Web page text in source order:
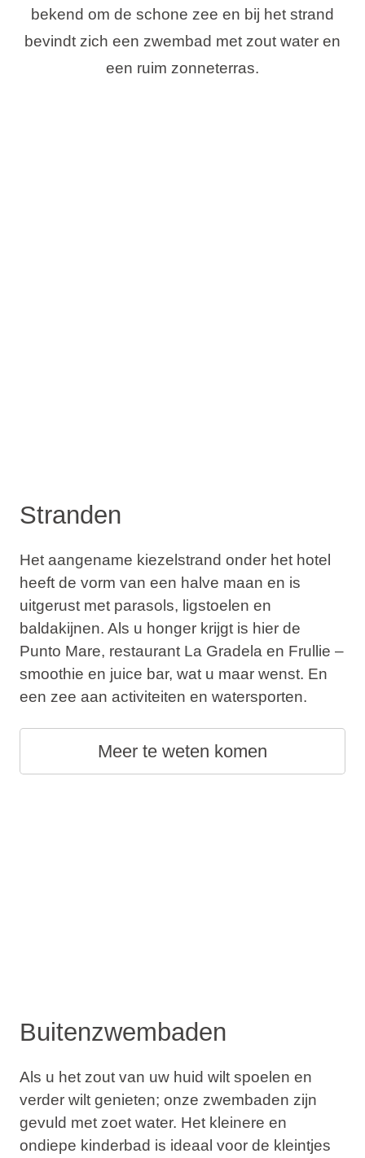
bekend om de schone zee en bij het strand
bevindt zich een zwembad met zout water en
een ruim zonneterras.
Stranden
Het aangename kiezelstrand onder het hotel
heeft de vorm van een halve maan en is
uitgerust met parasols, ligstoelen en
baldakijnen. Als u honger krijgt is hier de
Punto Mare, restaurant La Gradela en Frullie –
smoothie en juice bar, wat u maar wenst. En
een zee aan activiteiten en watersporten.
Meer te weten komen
Buitenzwembaden
Als u het zout van uw huid wilt spoelen en
verder wilt genieten; onze zwembaden zijn
gevuld met zoet water. Het kleinere en
ondiepe kinderbad is ideaal voor de kleintjes